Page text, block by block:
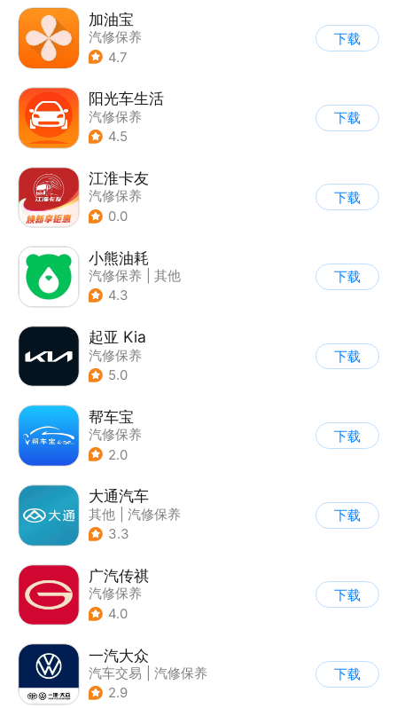
加油宝
汽修保养
4.7
下载
阳光车生活
汽修保养
4.5
下载
江淮卡友
汽修保养
0.0
下载
小熊油耗
汽修保养
其他
4.3
下载
起亚 Kia
汽修保养
5.0
下载
帮车宝
汽修保养
2.0
下载
大通汽车
其他
汽修保养
3.3
下载
广汽传祺
汽修保养
4.0
下载
一汽大众
汽车交易
汽修保养
2.9
下载